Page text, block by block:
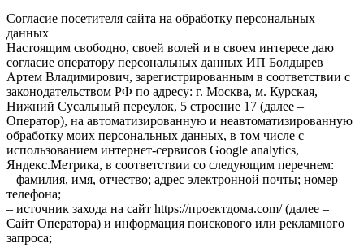
Согласие посетителя сайта на обработку персональных
данных
Настоящим свободно, своей волей и в своем интересе даю
согласие оператору персональных данных ИП Болдырев
Артем Владимирович, зарегистрированным в соответствии с
законодательством РФ по адресу: г. Москва, м. Курская,
Нижний Сусальный переулок, 5 строение 17 (далее –
Оператор), на автоматизированную и неавтоматизированную
обработку моих персональных данных, в том числе с
использованием интернет-сервисов Google analytics,
Яндекс.Метрика, в соответствии со следующим перечнем:
– фамилия, имя, отчество; адрес электронной почты; номер
телефона;
– источник захода на сайт https://проектдома.com/ (далее –
Сайт Оператора) и информация поискового или рекламного
запроса;